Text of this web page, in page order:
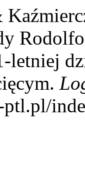
letniej